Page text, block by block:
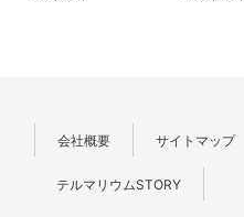
会社概要 サイトマップ
テルマリウムSTORY